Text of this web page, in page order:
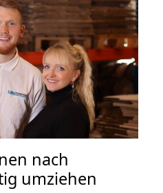
nach
umziehen